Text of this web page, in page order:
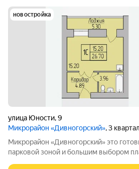
новостройка
улица Юности,9
Микрорайон «Дивногорский», 3
Микрорайон «Дивногорский» это готовые кирпичные дома с
парковой зоной и большим выбором